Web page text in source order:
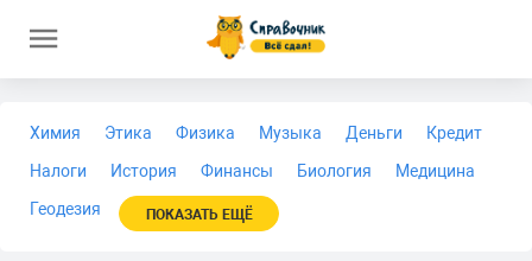
Химия Этика Физика Музыка Деньги
Кредит
Налоги
История Финансы Биология
Медицина
Геодезия
ПОКАЗАТЬ ЕЩЁ